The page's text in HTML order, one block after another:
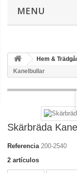
MENU
Hem &
Kanelbullar
Skärbräda
Referencia 200-2540
2 artículos